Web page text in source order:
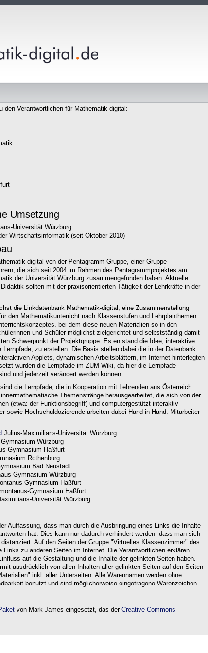
den Verantwortlichen für Mathematik-digital:
Umsetzung
Universität Würzburg
Wirtschaftsinformatik (seit Oktober 2010)
digital von der Pentagramm-Gruppe, einer Gruppe
die sich seit 2004 im Rahmen des Pentagrammprojektes am
der Universität Würzburg zusammengefunden haben. Aktuelle
sollten mit der praxisorientierten Tätigkeit der Lehrkräfte in der
die Linkdatenbank Mathematik-digital, eine Zusammenstellung
den Mathematikunterricht nach Klassenstufen und Lehrplanthemen
bei dem diese neuen Materialien so in den
und Schüler möglichst zielgerichtet und selbstständig damit
Schwerpunkt der Projektgruppe. Es entstand die Idee, interaktive
Lernpfade, zu erstellen. Die Basis stellen dabei die in der Datenbank
Applets, dynamischen Arbeitsblättern, im Internet hinterlegten
wurden die Lernpfade im ZUM-Wiki, da hier die Lernpfade
und jederzeit verändert werden können.
die Lernpfade, die in Kooperation mit Lehrenden aus Österreich
Themenstränge herausgearbeitet, die sich von der
(etwa: der Funktionsbegriff) und computergestützt interaktiv
sowie Hochschuldozierende arbeiten dabei Hand in Hand. Mitarbeiter
Julius-Maximilians-Universität Würzburg
Würzburg
Gymnasium Haßfurt
Rothenburg
Bad Neustadt
Gymnasium Würzburg
Gymnasium Haßfurt
Gymnasium Haßfurt
Universität Würzburg
Auffassung, dass man durch die Ausbringung eines Links die Inhalte
hat. Dies kann nur dadurch verhindert werden, dass man sich
Auf den Seiten der Gruppe "Virtuelles Klassenzimmer" des
Links zu anderen Seiten im Internet. Die Verantwortlichen erklären
auf die Gestaltung und die Inhalte der gelinkten Seiten haben.
ausdrücklich von allen Inhalten aller gelinkten Seiten auf den Seiten
inkl. aller Unterseiten. Alle Warennamen werden ohne
benutzt und sind möglicherweise eingetragene Warenzeichen.
von Mark James eingesetzt, das der Creative Commons